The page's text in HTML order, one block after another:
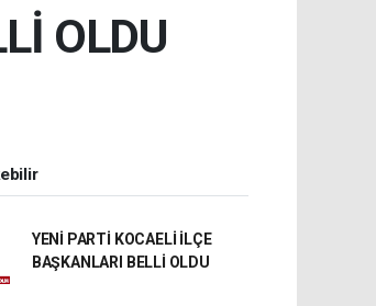
OLDU
YENİ PARTİ KOCAELİ İLÇE
BAŞKANLARI BELLİ OLDU